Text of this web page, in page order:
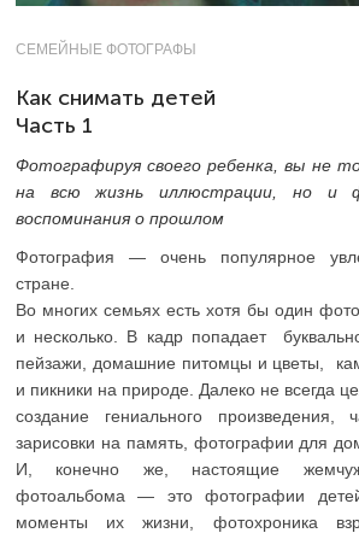
СЕМЕЙНЫЕ ФОТОГРАФЫ
Как снимать детей
Часть 1
Фотографируя своего ребенка, вы не
на всю жизнь иллюстрации, но и
воспоминания о прошлом
Фотография — очень популярное
стране.
Во многих семьях есть хотя бы один
и несколько. В кадр попадает
пейзажи, домашние питомцы и цветы,
и пикники на природе. Далеко не всегда
создание гениального произведения,
зарисовки на память, фотографии для
И, конечно же, настоящие
фотоальбома — это фотографии
моменты их жизни, фотохроника